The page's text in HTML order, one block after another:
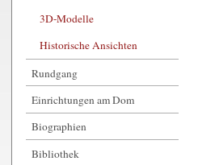
3D-Modelle
Historische Ansichten
Rundgang
Einrichtungen am Dom
Biographien
Bibliothek